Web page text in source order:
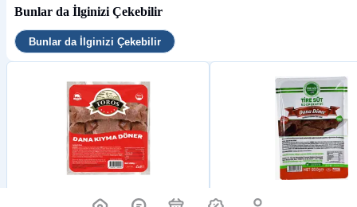
Bunlar da İlginizi Çekebilir
Bunlar da İlginizi Çekebilir